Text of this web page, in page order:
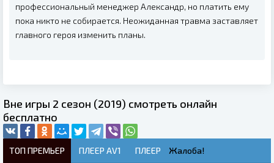
профессиональный менеджер Александр, но платить ему
пока никто не собирается. Неожиданная травма заставляет
главного героя изменить планы.
Вне игры 2 сезон (2019) смотреть онлайн
бесплатно
ТОП ПРЕМЬЕР ПЛЕЕР AV1 ПЛЕЕР Жалоба!